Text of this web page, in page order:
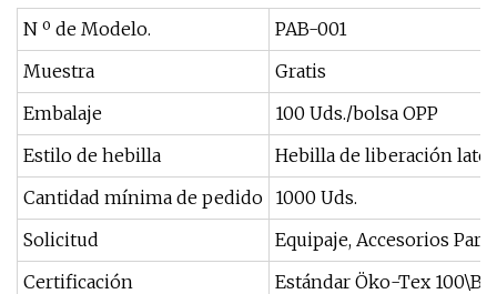
N º de Modelo.
PAB-001
Muestra
Gratis
Embalaje
100 Uds./bolsa OPP
Estilo de hebilla
Hebilla de liberación
Cantidad mínima de pedido 1000 Uds.
Solicitud
Equipaje, Accesorios
Certificación
Estándar Öko-Tex